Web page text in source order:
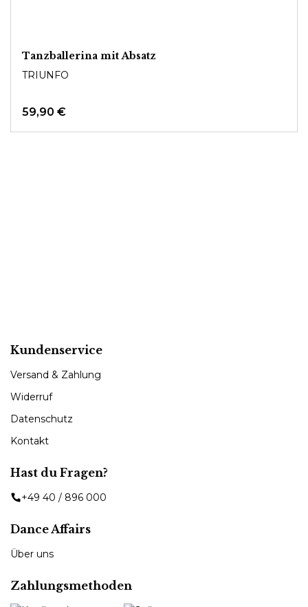
Tanzballerina mit Absatz
TRIUNFO
59,90 €
Kundenservice
Versand & Zahlung
Widerruf
Datenschutz
Kontakt
Hast du Fragen?
+49 40 / 896 000
Dance Affairs
Über uns
Zahlungsmethoden